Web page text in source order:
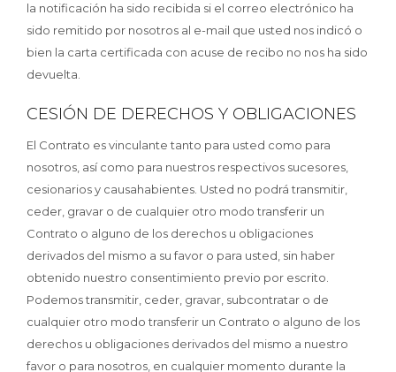
la notificación ha sido recibida si el correo electrónico ha
sido remitido por nosotros al e-mail que usted nos indicó o
bien la carta certificada con acuse de recibo no nos ha sido
devuelta.
CESIÓN DE DERECHOS Y OBLIGACIONES
El Contrato es vinculante tanto para usted como para
nosotros, así como para nuestros respectivos sucesores,
cesionarios y causahabientes. Usted no podrá transmitir,
ceder, gravar o de cualquier otro modo transferir un
Contrato o alguno de los derechos u obligaciones
derivados del mismo a su favor o para usted, sin haber
obtenido nuestro consentimiento previo por escrito.
Podemos transmitir, ceder, gravar, subcontratar o de
cualquier otro modo transferir un Contrato o alguno de los
derechos u obligaciones derivados del mismo a nuestro
favor o para nosotros, en cualquier momento durante la